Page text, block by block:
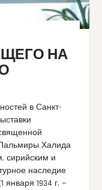
НА
в Санкт-
Халида
сирийским и
наследие
1934 г. —